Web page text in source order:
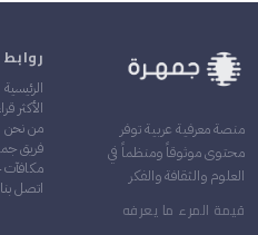
منصة معرفية عربية توفر
محتوى موثوقاً ومنظماً في
العلوم والثقافة والفكر
قيمة المرء ما يعرفه
الرئيسية
الأكثر
من نحن
فريق
مكافآت
اتصل بنا